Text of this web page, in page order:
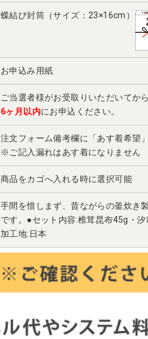
蝶結び封筒（サイズ：23×16cm）
お申込み用紙
ご当選者様がお受取りいただいてから
6ヶ月以内にお申込ください。
注文フォーム備考欄に「あす着希望
※ご記入漏れはあす着になりません
商品をカゴへ入れる時に選択可能
手間を惜しまず、昔ながらの釜炊き
です。●セット内容:椎茸昆布45g・
加工地:日本